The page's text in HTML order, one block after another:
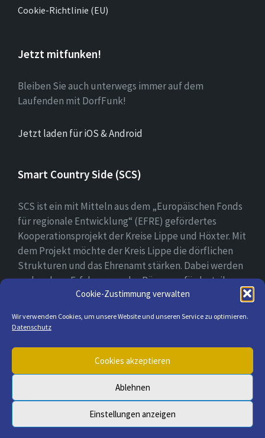
Cookie-Zustimmung verwalten
Wir verwenden Cookies, um unsere Website und unseren Service zu optimieren.
Datenschutz
Cookies akzeptieren
Ablehnen
Einstellungen anzeigen
Cookie-Richtlinie (EU)
Jetzt mitfunken!
Bleiben Sie auch unterwegs immer auf dem
Laufenden mit DorfFunk!
Jetzt laden für iOS & Android
Smart Country Side (SCS)
SCS ist ein mit Mitteln aus dem „Europäischen Fonds
für regionale Entwicklung“ (EFRE) gefördertes
Kooperationsprojekt der Kreise Lippe und Höxter. Mit
dem Projekt möchte der Kreis Lippe die dörflichen
Strukturen und das Ehrenamt stärken. Dabei werden
vorhandene Erfahrungen der Bürger gefördert, ihre
digitale Kompetenz gestärkt und bei der Erprobung
© 2026 Lügde & seine Ortsteile